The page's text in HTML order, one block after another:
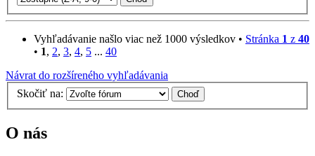
Vyhľadávanie našlo viac než 1000 výsledkov • Stránka 1 z 40
• 1, 2, 3, 4, 5 ... 40
Návrat do rozšíreného vyhľadávania
Skočiť na:
O nás